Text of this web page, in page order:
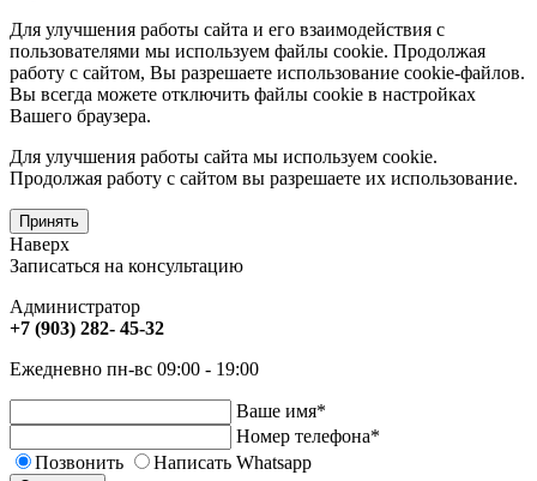
Для улучшения работы сайта и его взаимодействия с
пользователями мы используем файлы cookie. Продолжая
работу с сайтом, Вы разрешаете использование cookie-файлов.
Вы всегда можете отключить файлы cookie в настройках
Вашего браузера.
Для улучшения работы сайта мы используем cookie.
Продолжая работу с сайтом вы разрешаете их использование.
Принять
Наверх
Записаться на консультацию
Администратор
+7 (903) 282- 45-32
Ежедневно пн-вс 09:00 - 19:00
Ваше имя*
Номер телефона*
Позвонить
Написать Whatsapp